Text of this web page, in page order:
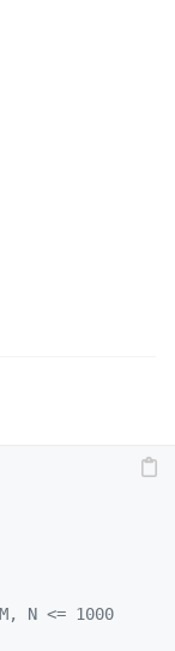
N <= 1000